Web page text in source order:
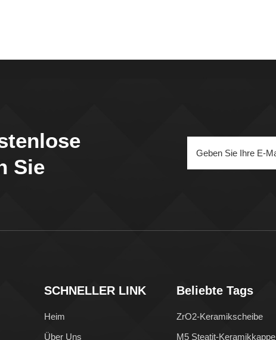
Sie
SCHNELLER LINK
Heim
Über Uns
Beliebte Tags
ZrO2-Keramikscheibe
M5 Steatit-Keramikkappe